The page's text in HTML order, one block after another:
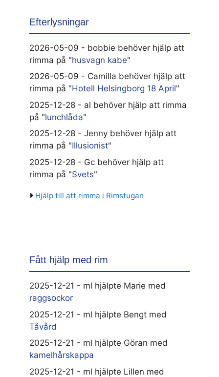
Efterlysningar
2026-05-09 - bobbie behöver hjälp att
rimma på "husvagn kabe"
2026-05-09 - Camilla behöver hjälp att
rimma på "Hotell Helsingborg 18 April"
2025-12-28 - al behöver hjälp att rimma
på "lunchlåda"
2025-12-28 - Jenny behöver hjälp att
rimma på "Illusionist"
2025-12-28 - Gc behöver hjälp att
rimma på "Svets"
Hjälp till att rimma i Rimstugan
Fått hjälp med rim
2025-12-21 - ml hjälpte Marie med
raggsockor
2025-12-21 - ml hjälpte Bengt med
Tåvård
2025-12-21 - ml hjälpte Göran med
kamelhårskappa
2025-12-21 - ml hjälpte Lillen med